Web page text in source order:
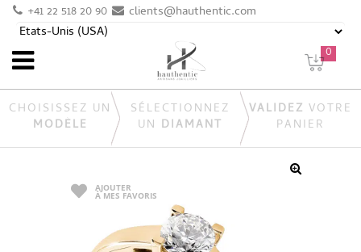
+41 22 518 20 90 clients@hauthentic.com
0
CHOISISSEZ UN
MODÈLE
SÉLECTIONNEZ
UN DIAMANT
VALIDEZ VOTRE
PANIER
AJOUTER
À MES FAVORIS